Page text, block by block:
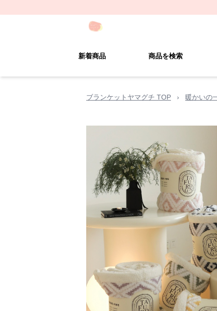
新着商品 商品を検索
ブランケットヤマグチ TOP › 暖かいの